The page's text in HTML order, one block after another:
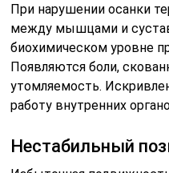
При нарушении осанки
между мышцами и
биохимическом уровне
Появляются боли,
утомляемость.
работу внутренних
Нестабильный